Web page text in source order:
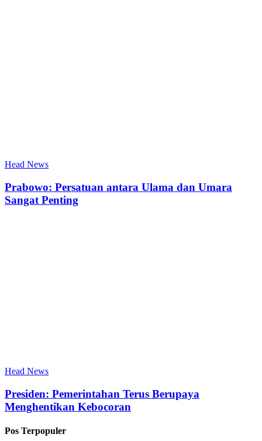
Head News
Prabowo: Persatuan antara Ulama dan Umara
Sangat Penting
Head News
Presiden: Pemerintahan Terus Berupaya
Menghentikan Kebocoran
Pos Terpopuler